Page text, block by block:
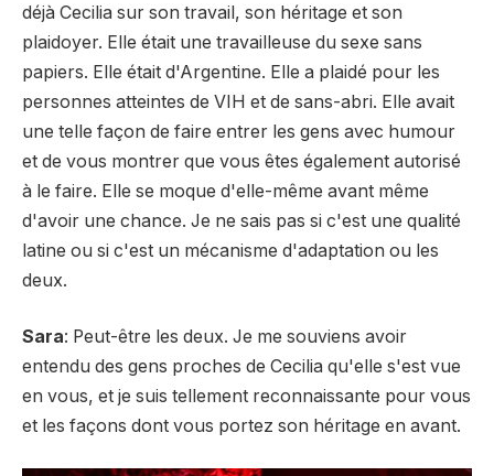
déjà Cecilia sur son travail, son héritage et son
plaidoyer. Elle était une travailleuse du sexe sans
papiers. Elle était d'Argentine. Elle a plaidé pour les
personnes atteintes de VIH et de sans-abri. Elle avait
une telle façon de faire entrer les gens avec humour
et de vous montrer que vous êtes également autorisé
à le faire. Elle se moque d'elle-même avant même
d'avoir une chance. Je ne sais pas si c'est une qualité
latine ou si c'est un mécanisme d'adaptation ou les
deux.
Sara: Peut-être les deux. Je me souviens avoir
entendu des gens proches de Cecilia qu'elle s'est vue
en vous, et je suis tellement reconnaissante pour vous
et les façons dont vous portez son héritage en avant.